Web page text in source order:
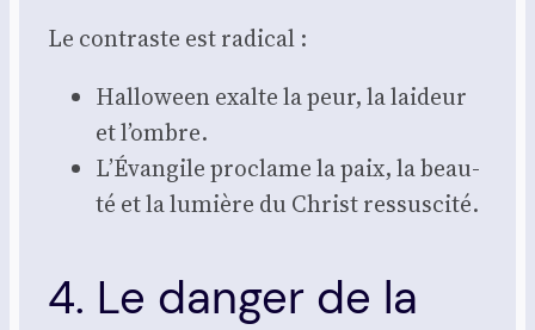
Le contraste est radi­cal :
Hal­lo­ween exalte la peur, la lai­deur
et l’ombre.
L’Évangile pro­clame la paix, la beau­
té et la lumière du Christ res­sus­ci­té.
4. Le danger de la